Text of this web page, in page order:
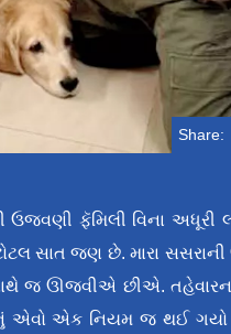
Share:
ફૅમિલી વિના અધૂરી
સાત જણ છે. મારા સસરાની
જ ઊજવીએ છીએ.
એવો એક નિયમ જ થઈ